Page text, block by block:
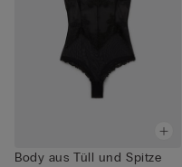
Body aus Tüll und Spitze